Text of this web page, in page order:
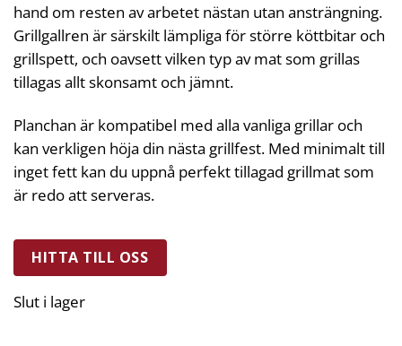
hand om resten av arbetet nästan utan ansträngning.
Grillgallren är särskilt lämpliga för större köttbitar och
grillspett, och oavsett vilken typ av mat som grillas
tillagas allt skonsamt och jämnt.
Planchan är kompatibel med alla vanliga grillar och
kan verkligen höja din nästa grillfest. Med minimalt till
inget fett kan du uppnå perfekt tillagad grillmat som
är redo att serveras.
HITTA TILL OSS
Slut i lager